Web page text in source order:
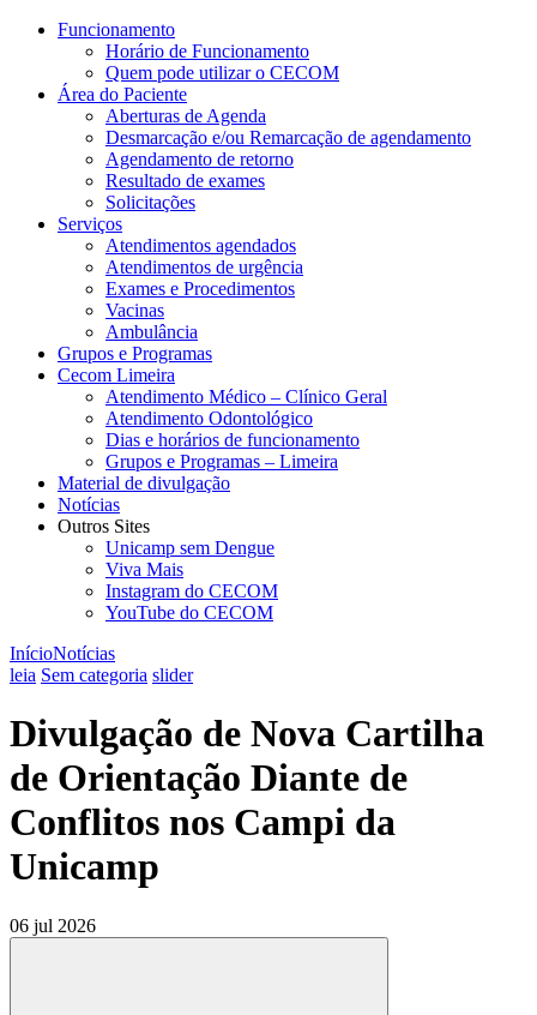
Funcionamento
Horário de Funcionamento
Quem pode utilizar o CECOM
Área do Paciente
Aberturas de Agenda
Desmarcação e/ou Remarcação de agendamento
Agendamento de retorno
Resultado de exames
Solicitações
Serviços
Atendimentos agendados
Atendimentos de urgência
Exames e Procedimentos
Vacinas
Ambulância
Grupos e Programas
Cecom Limeira
Atendimento Médico – Clínico Geral
Atendimento Odontológico
Dias e horários de funcionamento
Grupos e Programas – Limeira
Material de divulgação
Notícias
Outros Sites
Unicamp sem Dengue
Viva Mais
Instagram do CECOM
YouTube do CECOM
InícioNotícias
leia Sem categoria slider
Divulgação de Nova Cartilha
de Orientação Diante de
Conflitos nos Campi da
Unicamp
06 jul 2026